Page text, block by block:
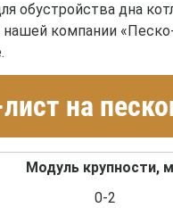
обустройства дна
компании
на
Модуль крупности,
0-2